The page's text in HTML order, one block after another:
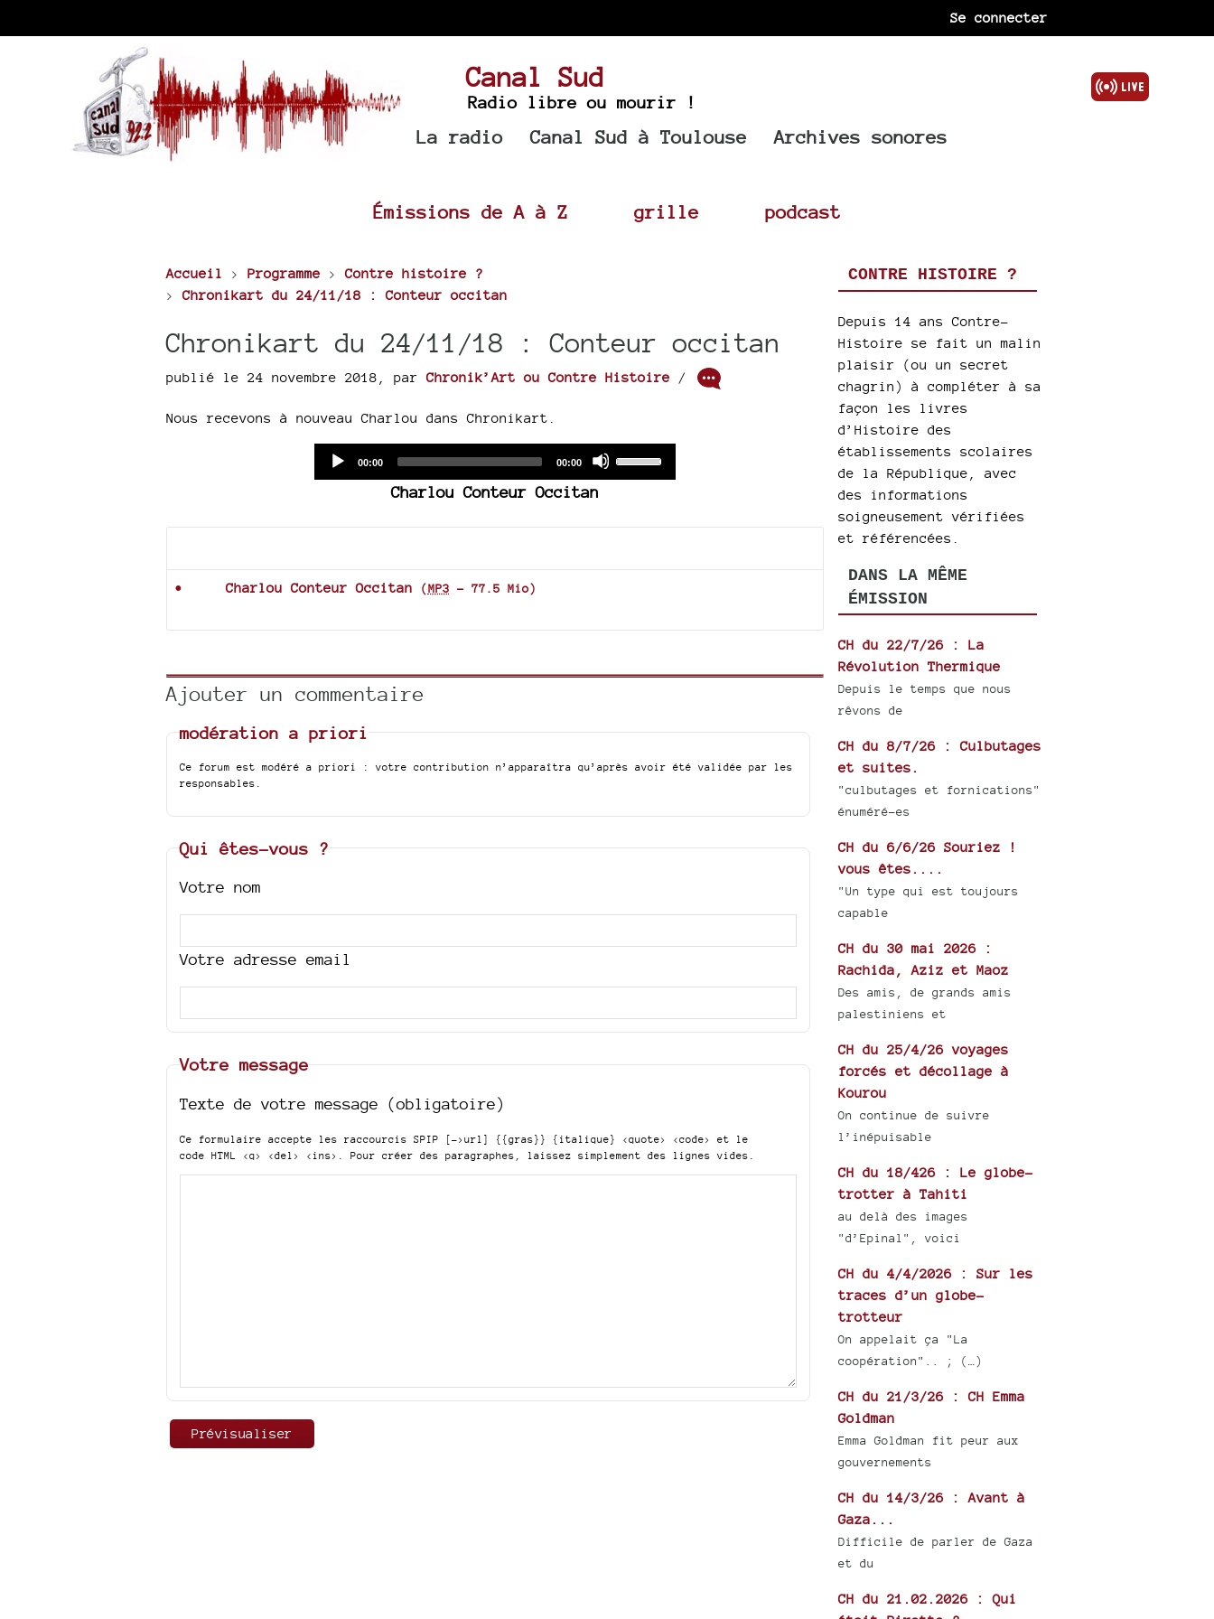
Se connecter
Canal Sud
Radio libre ou mourir !
La radio Canal Sud à Toulouse Archives sonores
Émissions de A à Z grille podcast
Accueil > Programme >Contre histoire ?
>Chronikart du 24/11/18 : Conteur occitan
Chronikart du 24/11/18 : Conteur occitan
publié le 24 novembre 2018 parChronik’Art ou Contre Histoire /
Nous recevons à nouveau Charlou dans Chronikart.
Current
00:00
Total
00:00
volume.
Charlou Conteur Occitan
Charlou Conteur Occitan (MP3 - 77.5 Mio)
Ajouter un commentaire
modération a priori
Ce forum est modéré a priori : votre contribution n’apparaîtra qu’après avoir été validée par les
responsables.
Qui êtes-vous ?
Votre nom
Votre adresse email
Votre message
Texte de votre message (obligatoire)
Ce formulaire accepte les raccourcis SPIP [->url] {{gras}} {italique} <quote> <code>
et le
code HTML <q> <del> <ins> . Pour créer des paragraphes, laissez simplement des lignes vides.
CONTRE HISTOIRE ?
Depuis 14 ans Contre-
Histoire se fait un malin
plaisir (ou un secret
chagrin) à compléter à sa
façon les livres
d’Histoire des
établissements scolaires
de la République, avec
des informations
soigneusement vérifiées
et référencées.
DANS LA MÊME
ÉMISSION
CH du 22/7/26 : La
Révolution Thermique
Depuis le temps que nous
rêvons de
CH du 8/7/26 : Culbutages
et suites.
"culbutages et fornications"
énuméré-es
CH du 6/6/26 Souriez !
vous êtes....
"Un type qui est toujours
capable
CH du 30 mai 2026 :
Rachida, Aziz et Maoz
Des amis, de grands amis
palestiniens et
CH du 25/4/26 voyages
forcés et décollage à
Kourou
On continue de suivre
l’inépuisable
CH du 18/426 : Le globe-
trotter à Tahiti
au delà des images
"d’Epinal", voici
CH du 4/4/2026 : Sur les
traces d’un globe-
trotteur
On appelait ça "La
coopération".. ; (…)
CH du 21/3/26 : CH Emma
Goldman
Emma Goldman fit peur aux
gouvernements
CH du 14/3/26 : Avant à
Gaza...
Difficile de parler de Gaza
et du
CH du 21.02.2026 : Qui